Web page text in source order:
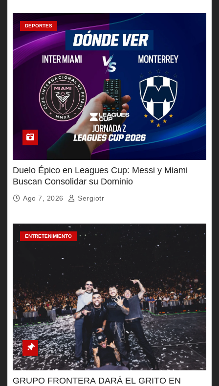
DEPORTES
Duelo Épico en Leagues Cup: Messi y Miami
Buscan Consolidar su Dominio
Ago 7, 2026 Sergiotr
ENTRETENIMIENTO
GRUPO FRONTERA DARÁ EL GRITO EN